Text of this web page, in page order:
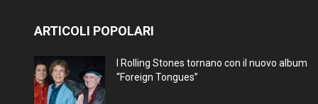
ARTICOLI POPOLARI
I Rolling Stones tornano con il nuovo album
“Foreign Tongues”